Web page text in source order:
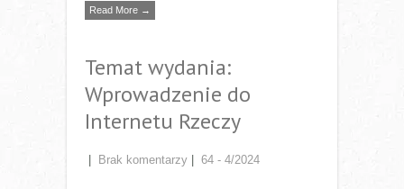
Read More →
Temat wydania:
Wprowadzenie do
Internetu Rzeczy
Brak komentarzy 64 - 4/2024